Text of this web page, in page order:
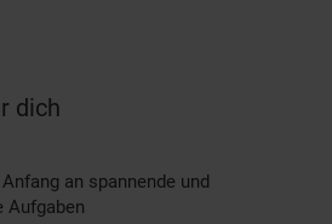
dich
an spannende und
Aufgaben